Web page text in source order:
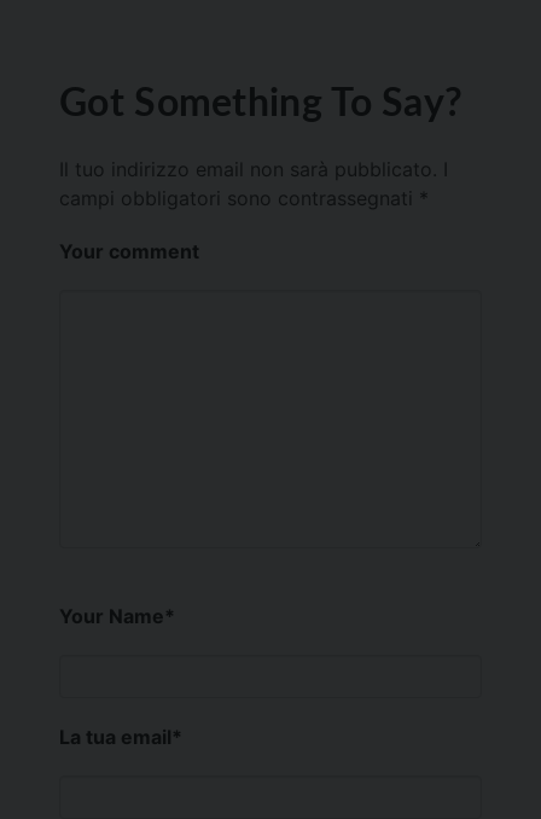
Got Something To Say?
Il tuo indirizzo email non sarà pubblicato.
campi obbligatori sono contrassegnati *
Your comment
Your Name*
La tua email*